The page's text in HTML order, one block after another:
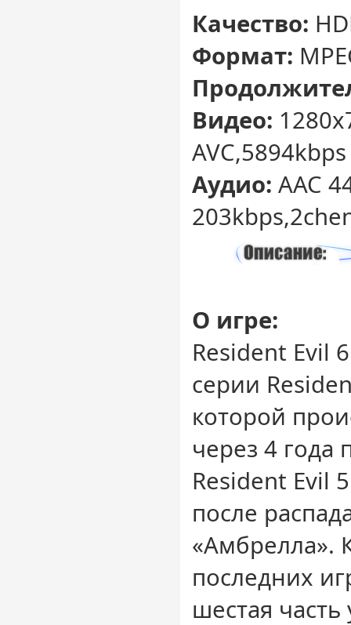
Качество:
Формат:
Видео:
AVC,5894kbps
Аудио: AAC
О игре:
Resident Evil
серии
которой
через 4 года
Resident Evil
после
«Амбрелла».
последних
шестая часть